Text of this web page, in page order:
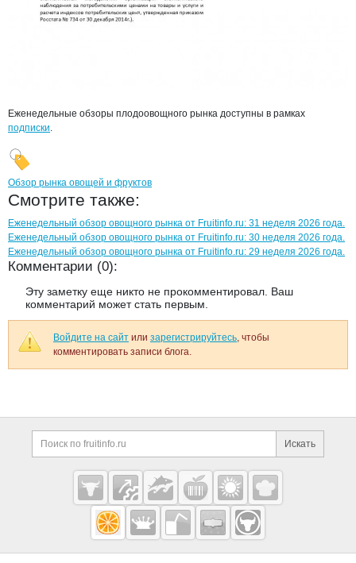
Еженедельные обзоры плодоовощного рынка доступны в рамках
подписки.
Обзор рынка овощей и фруктов
Смотрите также:
Еженедельный обзор овощного рынка от Fruitinfo.ru: 31 неделя 2026 года.
Еженедельный обзор овощного рынка от Fruitinfo.ru: 30 неделя 2026 года.
Еженедельный обзор овощного рынка от Fruitinfo.ru: 29 неделя 2026 года.
Комментарии (0):
Эту заметку еще никто не прокомментировал. Ваш
комментарий может стать первым.
Войдите на сайт или зарегистрируйтесь, чтобы
комментировать записи блога.
Дополнительная информация
Поиск по сайту и
Искать
Cсылки на полезные проекты
Fruitinfo.ru
— рынок